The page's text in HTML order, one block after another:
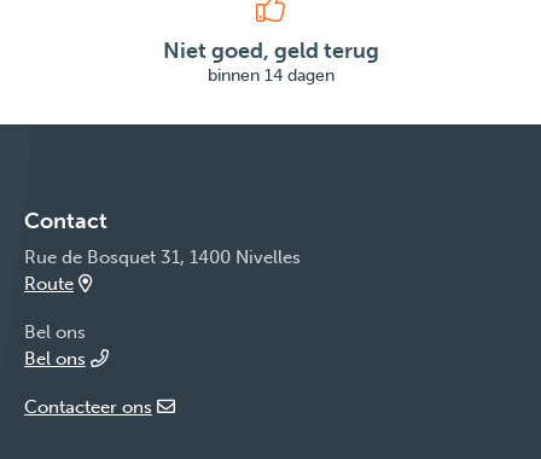
Niet goed, geld terug
binnen 14 dagen
Contact
Rue de Bosquet 31, 1400 Nivelles
Route
Bel ons
Bel ons
Contacteer ons